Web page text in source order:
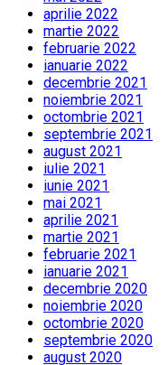
aprilie 2022
martie 2022
februarie 2022
ianuarie 2022
decembrie 2021
noiembrie 2021
octombrie 2021
septembrie 2021
august 2021
iulie 2021
iunie 2021
mai 2021
aprilie 2021
martie 2021
februarie 2021
ianuarie 2021
decembrie 2020
noiembrie 2020
octombrie 2020
septembrie 2020
august 2020